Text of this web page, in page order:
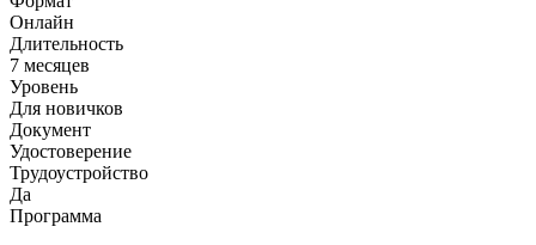
Онлайн
Длительность
7 месяцев
Уровень
Для новичков
Документ
Удостоверение
Трудоустройство
Да
Программа